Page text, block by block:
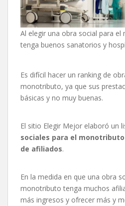
Al elegir una obra social para
tenga buenos sanatorios y
Es difícil hacer un ranking de
monotributo, ya que sus
básicas y no muy buenas.
El sitio Elegir Mejor elaboró un
sociales para el monotributo
de afiliados.
En la medida en que una obra
monotributo tenga muchos
más ingresos y ofrecer más y